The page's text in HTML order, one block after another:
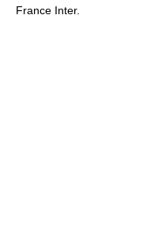
France Inter.